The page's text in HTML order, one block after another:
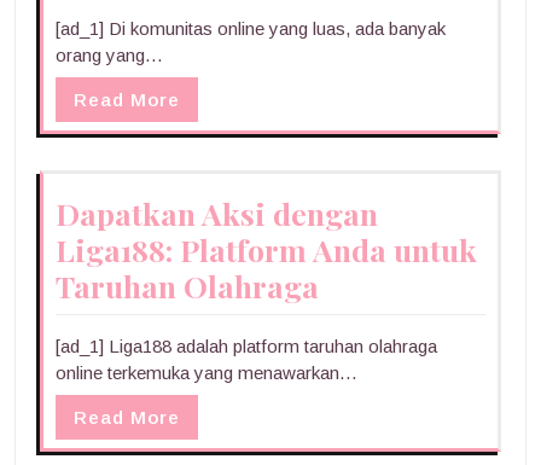
[ad_1] Di komunitas online yang luas, ada banyak
orang yang…
Read More
Dapatkan Aksi dengan
Liga188: Platform Anda untuk
Taruhan Olahraga
[ad_1] Liga188 adalah platform taruhan olahraga
online terkemuka yang menawarkan…
Read More